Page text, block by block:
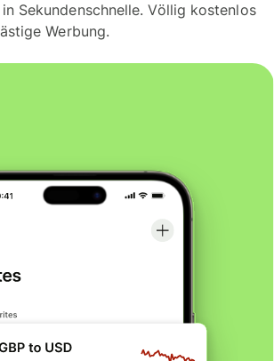
Sekundenschnelle. Völlig kostenlos
Werbung.